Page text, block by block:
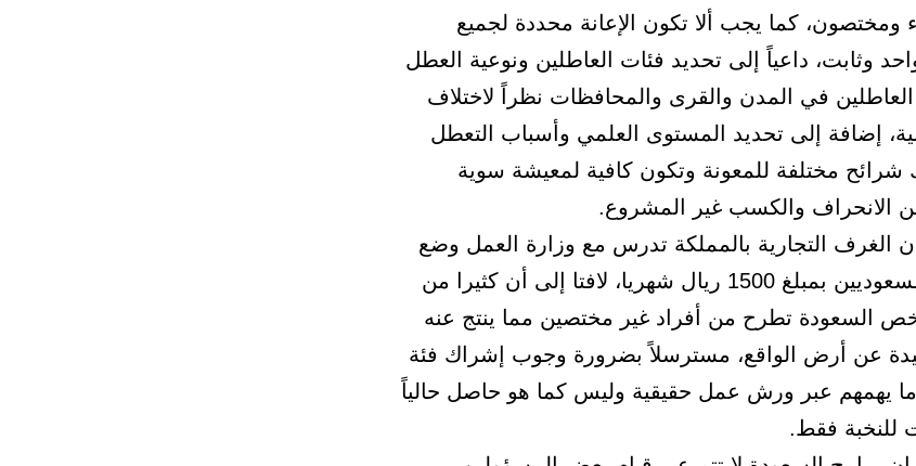
ومختصون، كما يجب ألا تكون الإعانة محددة لجميع
وثابت، داعياً إلى تحديد فئات العاطلين ونوعية العطل
العاطلين في المدن والقرى والمحافظات نظراً لاختلاف
إضافة إلى تحديد المستوى العلمي وأسباب التعطل
مختلفة للمعونة وتكون كافية لمعيشة سوية
من الانحراف والكسب غير المشروع.
الغرف التجارية بالمملكة تدرس مع وزارة العمل وضع
حد أدنى لأجور السعوديين بمبلغ 1500 ريال شهريا، لافتا إلى أن كثيرا من
السعودة تطرح من أفراد غير مختصين مما ينتج عنه
عن أرض الواقع، مسترسلاً بضرورة وجوب إشراك فئة
يهمهم عبر ورش عمل حقيقية وليس كما هو حاصل حالياً
للنخبة فقط.